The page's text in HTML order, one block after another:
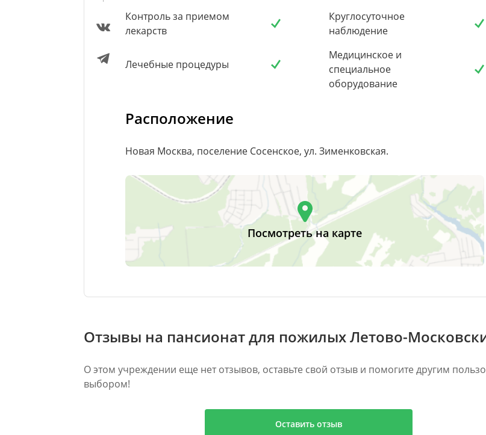
Контроль за приемом
лекарств
Круглосуточное
наблюдение
Лечебные процедуры
Медицинское и
специальное
оборудование
Расположение
Новая Москва, поселение Сосенское, ул. Зименковская.
Посмотреть на карте
Отзывы на пансионат для пожилых Летово-
О этом учреждении еще нет отзывов, оставьте свой отзыв и помогите другим
выбором!
Оставить отзыв